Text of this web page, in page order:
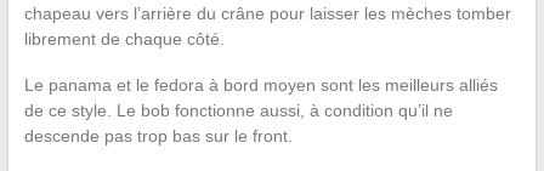
chapeau vers l’arrière du crâne pour laisser les mèches tomber
librement de chaque côté.
Le panama et le fedora à bord moyen sont les meilleurs alliés
de ce style. Le bob fonctionne aussi, à condition qu’il ne
descende pas trop bas sur le front.